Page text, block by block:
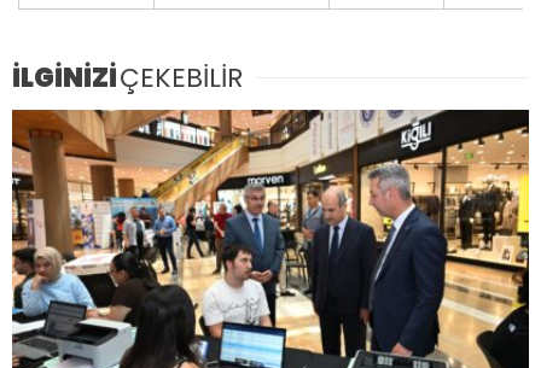
İLGİNİZİÇEKEBİLİR